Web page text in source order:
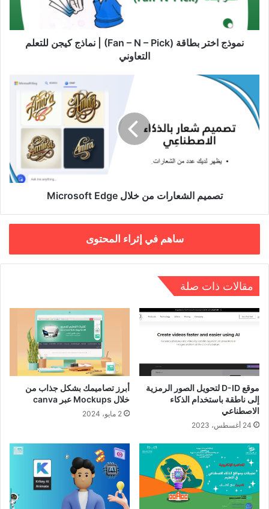
|
نماذج
نموذج اختر بطاقة (Fan – N – Pick) | نماذج كيجن للتعلم
التعاوني
الشعارات
من
خلال
Microsoft
تصميم الشعارات من خلال Microsoft Edge
ساهم في إثراء المحتوى
مقالات ذات صلة
موقع D-ID لتحويل الصور الرمزية
إلى ناطقة باستخدام الذكاء
الاصطناعي
24 أغسطس، 2023
أبرز تصاميمك بشكل جذاب من
خلال Mockups عبر canva
2 مايو، 2024